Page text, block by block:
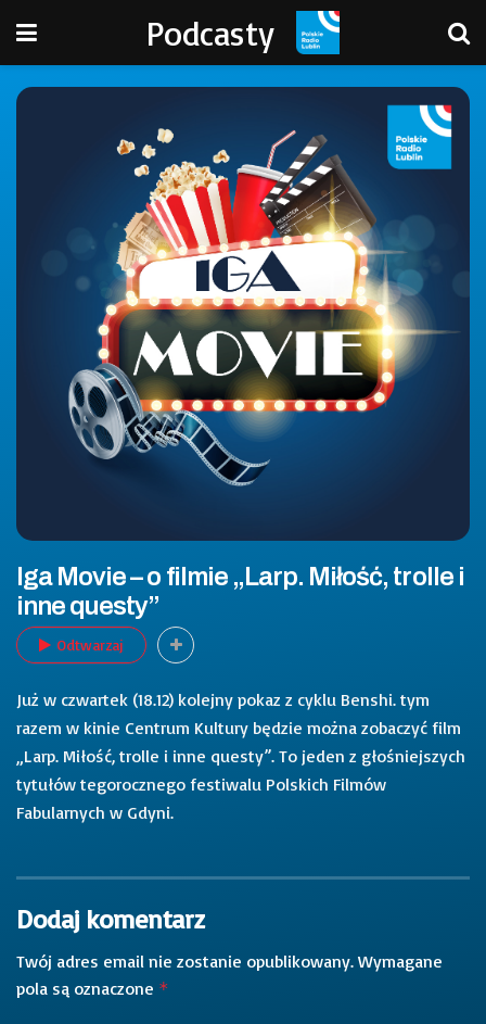
Podcasty
Iga Movie – o filmie „Larp. Miłość, trolle i
inne questy”
Odtwarzaj
Już w czwartek (18.12) kolejny pokaz z cyklu Benshi. tym
razem w kinie Centrum Kultury będzie można zobaczyć film
„Larp. Miłość, trolle i inne questy”. To jeden z głośniejszych
tytułów tegorocznego festiwalu Polskich Filmów
Fabularnych w Gdyni.
Dodaj komentarz
Twój adres email nie zostanie opublikowany. Wymagane
pola są oznaczone *